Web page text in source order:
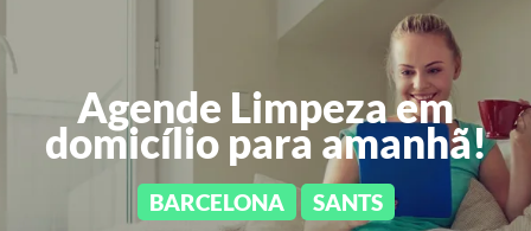
Agende Limpeza em
domicílio para amanhã!
BARCELONA SANTS